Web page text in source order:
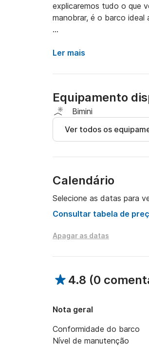
explicaremos tudo o que
manobrar, é o barco ideal
leste da Sardenha. Você
caracterizam esta região.
Perfeito para um dia com
número Click&Boat.
Ler mais
Equipamento
Bimini
Ver todos os
Calendário
Selecione as datas para
Consultar tabela de
Apagar as datas
4.8 (0
Nota geral
Conformidade do barco
Nível de manutenção